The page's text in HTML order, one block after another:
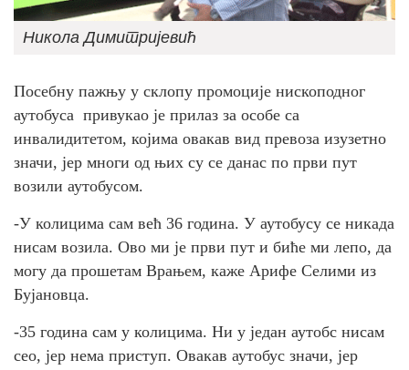
Никола Димитријевић
Посебну пажњу у склопу промоције нископодног
аутобуса привукао је прилаз за особе са
инвалидитетом, којима овакав вид превоза изузетно
значи, јер многи од њих су се данас по први пут
возили аутобусом.
-У колицима сам већ 36 година. У аутобусу се никада
нисам возила. Ово ми је први пут и биће ми лепо, да
могу да прошетам Врањем, каже Арифе Селими из
Бујановца.
-35 година сам у колицима. Ни у један аутобс нисам
сео, јер нема приступ. Овакав аутобус значи, јер